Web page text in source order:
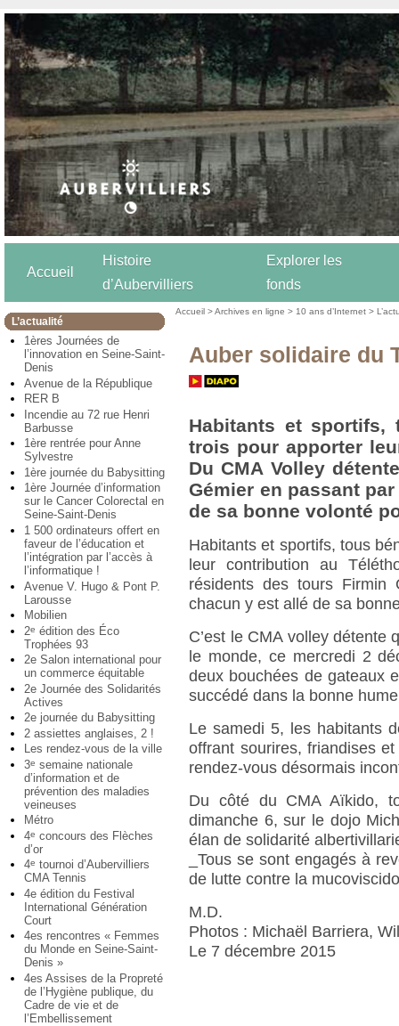
Accueil
Histoire
d’Aubervilliers
Explorer les
fonds
L’actualité
1ères Journées de
l’innovation en Seine-Saint-
Denis
Avenue de la République
RER B
Incendie au 72 rue Henri
Barbusse
1ère rentrée pour Anne
Sylvestre
1ère journée du Babysitting
1ère Journée d’information
sur le Cancer Colorectal en
Seine-Saint-Denis
1 500 ordinateurs offert en
faveur de l’éducation et
l’intégration par l’accès à
l’informatique !
Avenue V. Hugo & Pont P.
Larousse
Mobilien
2e édition des Éco
Trophées 93
2e Salon international pour
un commerce équitable
2e Journée des Solidarités
Actives
2e journée du Babysitting
2 assiettes anglaises, 2 !
Les rendez-vous de la ville
3e semaine nationale
d’information et de
prévention des maladies
veineuses
Métro
4e concours des Flèches
d’or
4e tournoi d’Aubervilliers
CMA Tennis
4e édition du Festival
International Génération
Court
4es rencontres « Femmes
du Monde en Seine-Saint-
Denis »
4es Assises de la Propreté
de l’Hygiène publique, du
Cadre de vie et de
l’Embellissement
Accueil >Archives en ligne > 10 ans d’Internet >
Auber solidaire du
Habitants et sportifs,
trois pour apporter
Du CMA Volley
Gémier en passant
de sa bonne volonté
Habitants et sportifs, tous
leur contribution au
résidents des tours Firmin
chacun y est allé de sa
C’est le CMA volley détente
le monde, ce mercredi 2
deux bouchées de gateaux
succédé dans la bonne
Le samedi 5, les habitants
offrant sourires, friandises
rendez-vous désormais
Du côté du CMA Aïkido,
dimanche 6, sur le dojo
élan de solidarité
_Tous se sont engagés à
de lutte contre la
M.D.
Photos : Michaël Barriera,
Le 7 décembre 2015